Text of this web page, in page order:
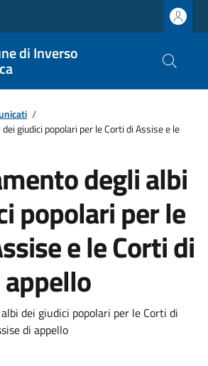
di Inverso
/
giudici popolari per le Corti di Assise e le
degli albi
popolari per le
e le Corti di
dei giudici popolari per le Corti di
di appello